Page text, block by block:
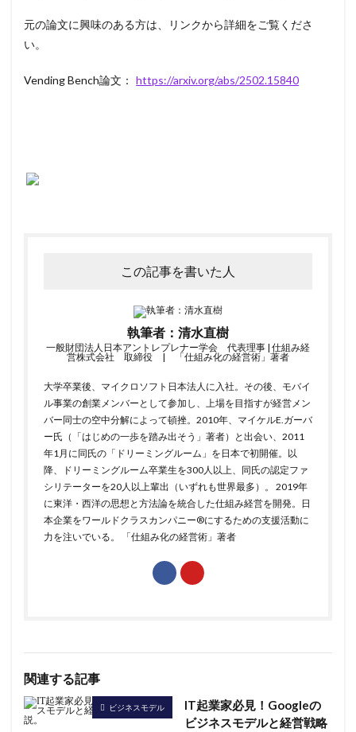
元の論文に興味のある方は、リンクから詳細をご覧くださ
い。
Vending Bench論文： https://arxiv.org/abs/2502.15840
この記事を書いた人
執筆者：清水直樹
一般財団法人日本アントレプレナー学会 代表理事 | 仕組み経
営株式会社 取締役 | 「仕組み化の経営術」著者
大学卒業後、マイクロソフト日本法人に入社。その後、モバイ
ル事業の創業メンバーとして参加し、上場を目指すが経営メン
バー同士の空中分解によって頓挫。2010年、マイケルE.ガーバ
ー氏（「はじめの一歩を踏み出そう」著者）と出会い、2011
年1月に同氏の「ドリーミングルーム」を日本で初開催。以
降、ドリーミングルーム卒業生を300人以上、同氏の認定ファ
シリテーターを20人以上輩出（いずれも世界最多）。 2019年
に東洋・西洋の思想と方法論を統合した仕組み経営を開発。日
本企業をワールドクラスカンパニー®にするための支援活動に
力を注いでいる。
「仕組み化の経営術」 著者
関連する記事
ビジネスモデル
IT起業家必見！Googleの
ビジネスモデルと経営戦略